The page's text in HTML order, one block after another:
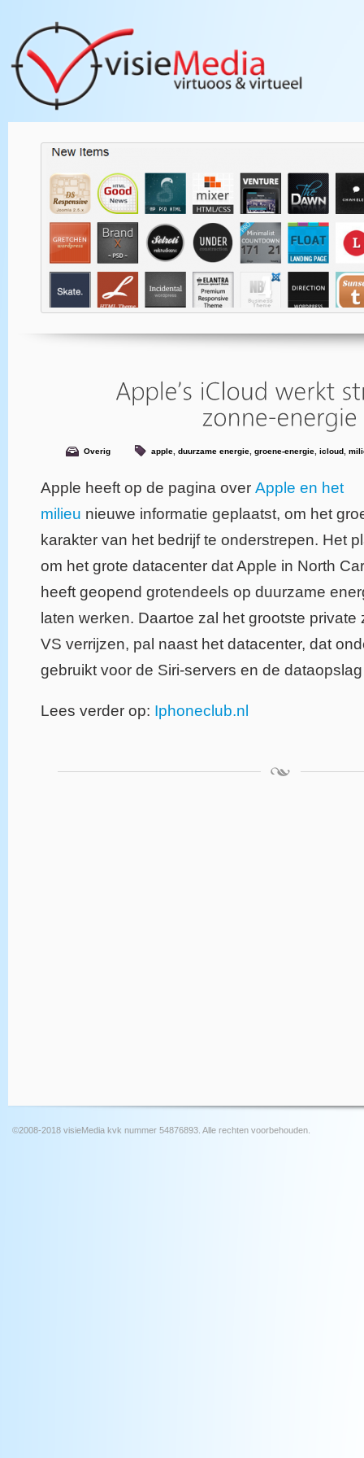
Overig apple, duurzame energie, groene-energie, icloud,
Apple heeft op de pagina over Apple en het
milieu nieuwe informatie geplaatst, om het
karakter van het bedrijf te onderstrepen. Het
om het grote datacenter dat Apple in North
heeft geopend grotendeels op duurzame
laten werken. Daartoe zal het grootste
VS verrijzen, pal naast het datacenter, dat
gebruikt voor de Siri-servers en de
Lees verder op: Iphoneclub.nl
©2008-2018 visieMedia kvk nummer 54876893. Alle rechten voorbehouden.